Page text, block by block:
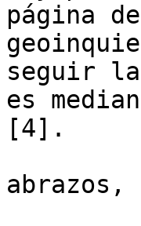
página
seguir
es
[4].
abrazos,